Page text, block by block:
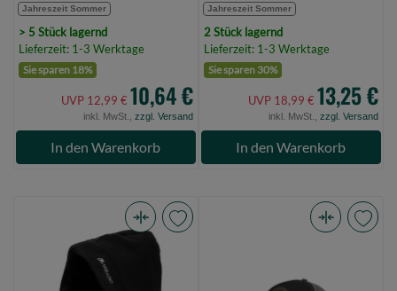
Jahreszeit Sommer
> 5 Stück lagernd
Lieferzeit: 1-3 Werktage
Sie sparen 18%
UVP 12,99 € 10,64 €
inkl. MwSt., zzgl. Versand
In den Warenkorb
Jahreszeit Sommer
2 Stück lagernd
Lieferzeit: 1-3 Werktage
Sie sparen 30%
UVP 18,99 € 13,25 €
inkl. MwSt., zzgl. Versand
In den Warenkorb
Sturmhaube